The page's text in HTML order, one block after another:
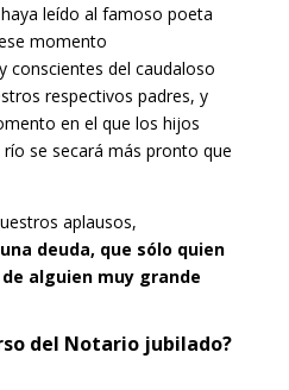
leído al famoso poeta
momento
conscientes del caudaloso
respectivos padres, y
en el que los hijos
se secará más pronto que
aplausos,
deuda, que sólo quien
alguien muy grande
del Notario jubilado?